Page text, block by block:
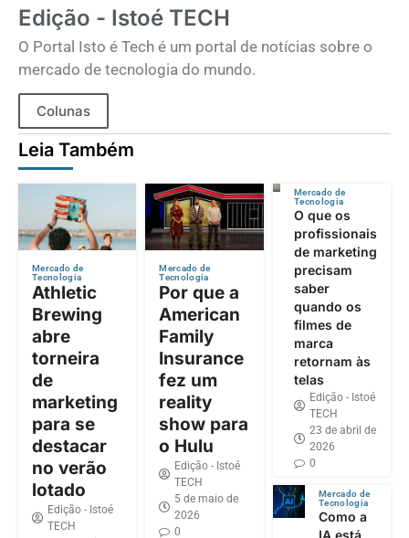
Edição - Istoé TECH
O Portal Isto é Tech é um portal de notícias sobre o
mercado de tecnologia do mundo.
Colunas
Leia Também
Mercado de
Tecnologia
Athletic
Brewing
abre
torneira
de
marketing
para se
destacar
no verão
lotado
Edição - Istoé
TECH
Mercado de
Tecnologia
Por que a
American
Family
Insurance
fez um
reality
show para
o Hulu
Edição - Istoé
TECH
5 de maio de
2026
0
Mercado de
Tecnologia
O que os
profissionais
de marketing
precisam
saber
quando os
filmes de
marca
retornam às
telas
Edição - Istoé
TECH
23 de abril de
2026
0
Mercado de
Tecnologia
Como a